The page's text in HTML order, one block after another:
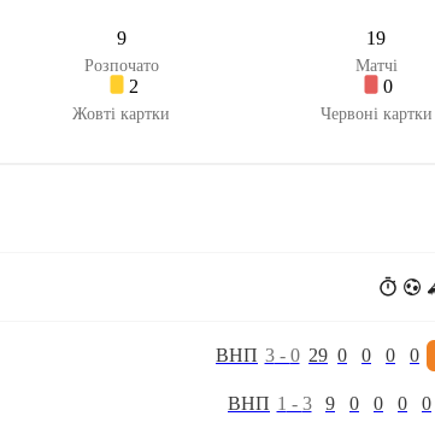
9
Розпочато
19
Матчі
2
Жовті картки
0
Червоні картки
ВНП 3- 0 29 0 0 0 0
ВНП 1 - 3 9 0 0 0 0